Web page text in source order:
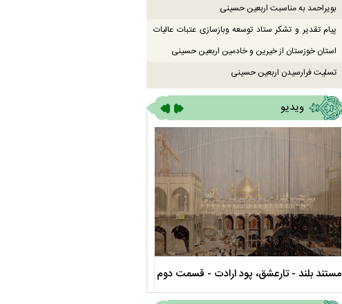
بویراحمد به مناسبت اربعین حسینی
پیام تقدیر و تشکر ستاد توسعه وبازسازی عتبات عالیات
استان خوزستان از خیرین و خادمین اربعین حسینی
تسلیت فرارسیدن اربعین حسینی
ویدیو
مستند بلند - تارعشق، پود ارادت - قسمت دوم